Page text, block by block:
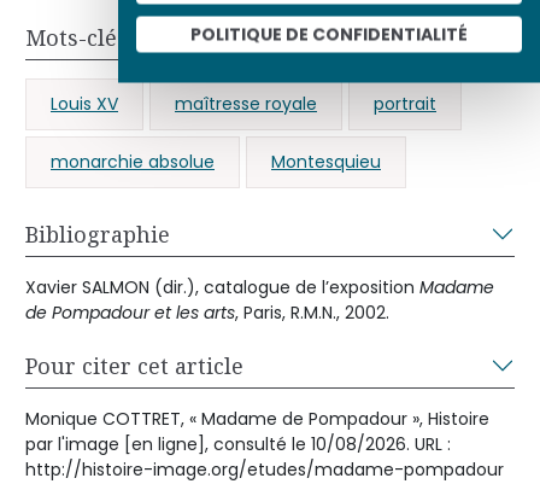
POLITIQUE DE CONFIDENTIALITÉ
Mots-clés
Louis XV maîtresse royale portrait
monarchie absolue Montesquieu
Bibliographie
Xavier SALMON (dir.), catalogue de l’exposition Madame
de Pompadour et les arts, Paris, R.M.N., 2002.
Pour citer cet article
Monique COTTRET, « Madame de Pompadour », Histoire
par l'image [en ligne], consulté le 10/08/2026. URL :
http://histoire-image.org/etudes/madame-pompadour